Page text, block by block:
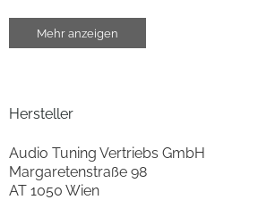
Ausstattung & Technik
Gehäuseeigenschaften
Breite (cm) 46.5
Höhe (cm) 13.5
Mehr anzeigen
Hersteller
Audio Tuning Vertriebs GmbH
Margaretenstraße 98
AT 1050 Wien